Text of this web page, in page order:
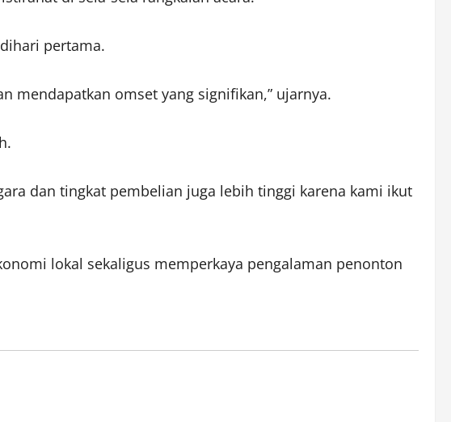
pertama.
mendapatkan omset yang signifikan,” ujarnya.
dan tingkat pembelian juga lebih tinggi karena kami ikut
lokal sekaligus memperkaya pengalaman penonton